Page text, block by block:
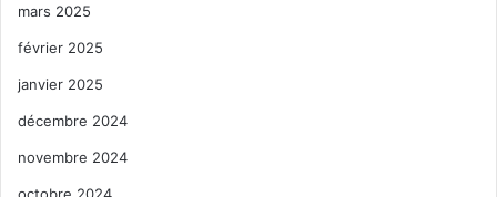
mars 2025
février 2025
janvier 2025
décembre 2024
novembre 2024
octobre 2024